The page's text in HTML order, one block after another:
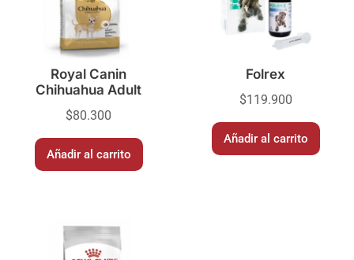
Royal Canin
Chihuahua Adult
$80.300
Añadir al carrito
Folrex
$119.900
Añadir al carrito